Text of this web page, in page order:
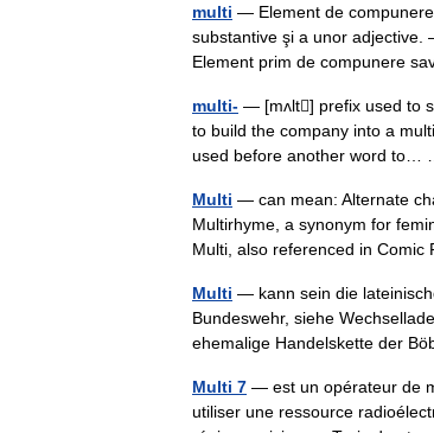
multi — Element de
substantive şi a unor adjective.
Element prim de compunere
multi- — [mʌlt] prefix used to
to build the company into a
used before another word
Multi — can mean: Alternate
Multirhyme, a synonym for
Multi, also referenced in
Multi — kann sein die
Bundeswehr, siehe
ehemalige Handelskette der
Multi 7 — est un opérateur de
utiliser une ressource